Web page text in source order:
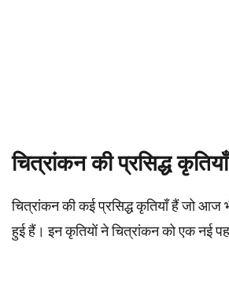
चित्रांकन की प्रसिद्ध कृतियाँ
चित्रांकन की कई प्रसिद्ध कृतियाँ हैं जो आज
हुई हैं। इन कृतियों ने चित्रांकन को एक नई